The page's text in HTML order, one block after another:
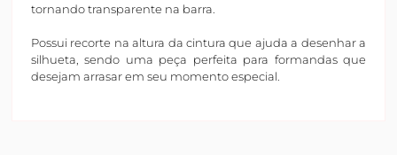
tornando transparente na barra.
Possui recorte na altura da cintura que ajuda a desenhar a
silhueta, sendo uma peça perfeita para formandas que
desejam arrasar em seu momento especial.